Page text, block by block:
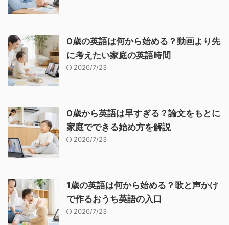
0歳の英語は何から始める？動画より先
に考えたい家庭の英語時間
2026/7/23
0歳から英語は早すぎる？論文をもとに
家庭でできる始め方を解説
2026/7/23
1歳の英語は何から始める？歌と声かけ
で作るおうち英語の入口
2026/7/23